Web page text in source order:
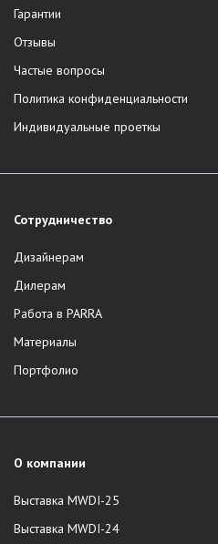
Гарантии
Отзывы
Частые вопросы
Политика конфиденциальности
Индивидуальные проеткы
Сотрудничество
Дизайнерам
Дилерам
Работа в PARRA
Материалы
Портфолио
О компании
Выставка MWDI-25
Выставка MWDI-24